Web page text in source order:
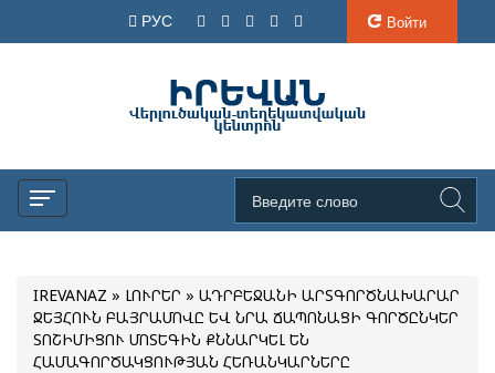
РУС Войти
IREVANAZ » ԼՈՒՐԵՐ » ԱԴՐԲԵՋԱՆԻ ԱՐՏԳՈՐԾՆԱԽԱՐԱՐ
ՋԵՅՀՈՒՆ ԲԱՅՐԱՄՈՎԸ ԵՎ ՆՐԱ ՃԱՊՈՆԱՑԻ ԳՈՐԾԸՆԿԵՐ
ՏՈՇԻՄԻՑՈՒ ՄՈՏԵԳԻՆ ՔՆՆԱՐԿԵԼ ԵՆ
ՀԱՄԱԳՈՐԾԱԿՑՈՒԹՅԱՆ ՀԵՌԱՆԿԱՐՆԵՐԸ